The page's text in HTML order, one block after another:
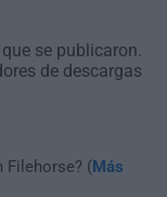
se publicaron.
de descargas
Filehorse? (Más